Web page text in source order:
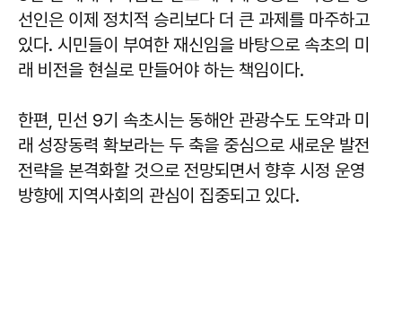
선인은 이제 정치적 승리보다 더 큰 과제를 마주하고
있다. 시민들이 부여한 재신임을 바탕으로 속초의 미
래 비전을 현실로 만들어야 하는 책임이다.
한편, 민선 9기 속초시는 동해안 관광수도 도약과 미
래 성장동력 확보라는 두 축을 중심으로 새로운 발전
전략을 본격화할 것으로 전망되면서 향후 시정 운영
방향에 지역사회의 관심이 집중되고 있다.